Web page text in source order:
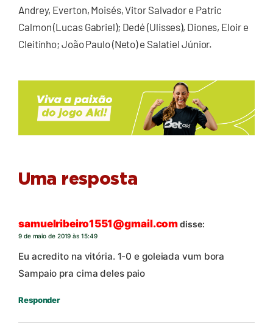
Andrey, Everton, Moisés, Vitor Salvador e Patric
Calmon (Lucas Gabriel); Dedé (Ulisses), Diones, Eloir e
Cleitinho; João Paulo (Neto) e Salatiel Júnior.
Uma resposta
samuelribeiro1551@gmail.comdisse:
9 de maio de 2019 às 15:49
Eu acredito na vitória. 1-0 e goleiada vum bora
Sampaio pra cima deles paio
Responder